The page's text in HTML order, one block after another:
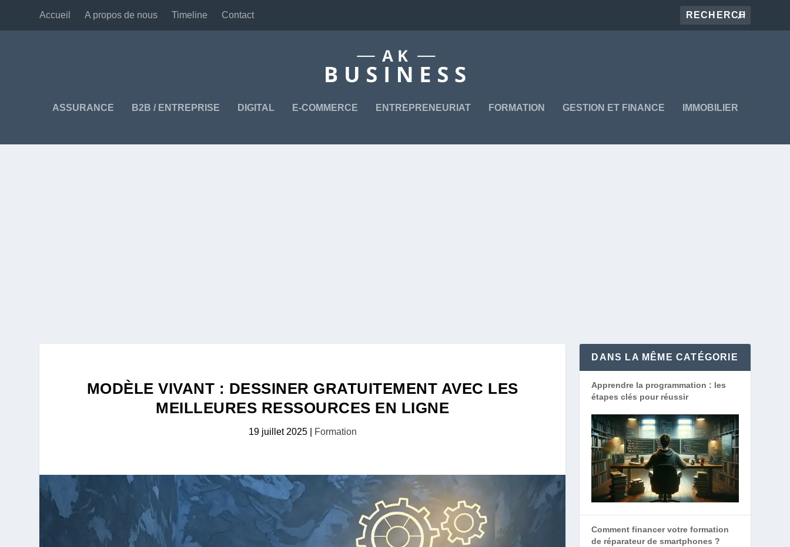
Accueil A propos de nous Timeline Contact
ASSURANCE B2B / ENTREPRISE DIGITAL E-COMMERCE ENTREPRENEURIAT FORMATION GESTION ET FINANCE IMMOBILIER
MODÈLE VIVANT : DESSINER GRATUITEMENT AVEC LES
MEILLEURES RESSOURCES EN LIGNE
19 juillet 2025| Formation
DANS LA MÊME CATÉGORIE
Apprendre la programmation : les
étapes clés pour réussir
Comment financer votre formation
de réparateur de smartphones ?